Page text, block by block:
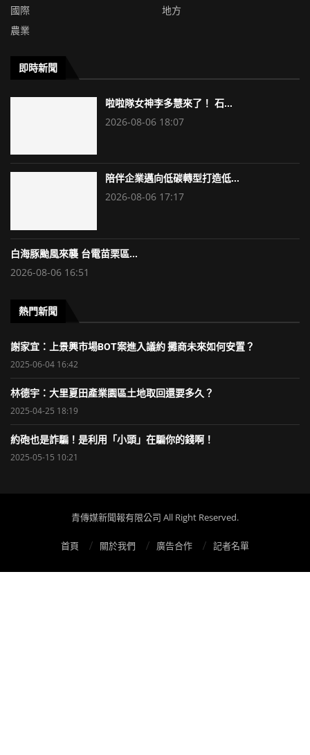
國際
地方
農業
即時新聞
啦啦隊女神李多慧來了！ 石...
2026-08-06 18:07
陪伴企業邁向低碳轉型打造低...
2026-08-06 17:17
白海豚颱風來襲 台電苗栗區...
2026-08-06 16:51
熱門新聞
謝家宜：上景興市場BOT案進入議約 攤商未來如何安置？
2025-06-04 16:42
林德宇：大里夏田產業園區土地取回還要多久？
2025-04-25 18:19
約砲也是詐騙！是利用「小頭」在騙你的錢啊！
2025-05-15 10:21
青傳媒新聞報有限公司 All Right Reserved.
首頁 關於我們 廣告合作 記者名單